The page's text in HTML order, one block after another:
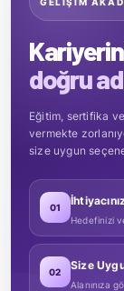
doğru
Eğitim, sertifika
vermekte
size uygun
01
Hedefinizi
02
Size
Alanınıza